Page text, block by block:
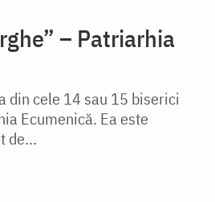
– Patriarhia
din cele 14 sau 15 biserici
Ecumenică. Ea este
de...